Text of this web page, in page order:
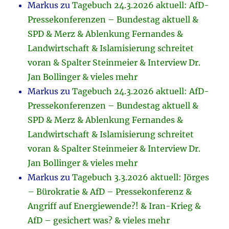
Markus zuTagebuch 24.3.2026 aktuell: AfD-
Pressekonferenzen – Bundestag aktuell &
SPD & Merz & Ablenkung Fernandes &
Landwirtschaft & Islamisierung schreitet
voran & Spalter Steinmeier & Interview Dr.
Jan Bollinger & vieles mehr
Markus zuTagebuch 24.3.2026 aktuell: AfD-
Pressekonferenzen – Bundestag aktuell &
SPD & Merz & Ablenkung Fernandes &
Landwirtschaft & Islamisierung schreitet
voran & Spalter Steinmeier & Interview Dr.
Jan Bollinger & vieles mehr
Markus zuTagebuch 3.3.2026 aktuell: Jörges
– Bürokratie & AfD – Pressekonferenz &
Angriff auf Energiewende?! & Iran-Krieg &
AfD – gesichert was? & vieles mehr